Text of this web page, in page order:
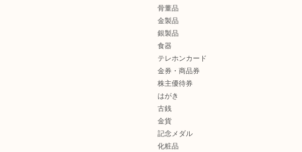
骨董品
金製品
銀製品
食器
テレホンカード
金券・商品券
株主優待券
はがき
古銭
金貨
記念メダル
化粧品